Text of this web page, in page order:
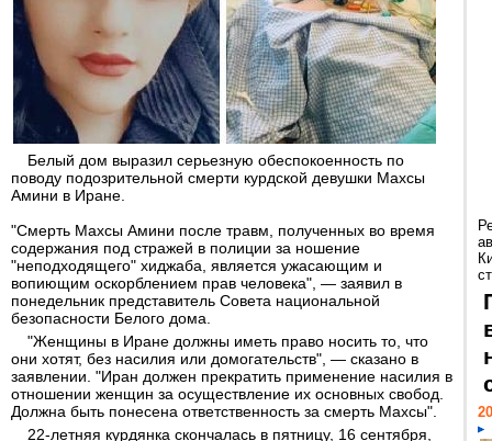
Белый дом выразил серьезную обеспокоенность по
поводу подозрительной смерти курдской девушки Махсы
Амини в Иране.
"Смерть Махсы Амини после травм, полученных во время
содержания под стражей в полиции за ношение
"неподходящего" хиджаба, является ужасающим и
вопиющим оскорблением прав человека", — заявил в
понедельник представитель Совета национальной
безопасности Белого дома.
"Женщины в Иране должны иметь право носить то, что
они хотят, без насилия или домогательств", — сказано в
заявлении. "Иран должен прекратить применение насилия в
отношении женщин за осуществление их основных свобод.
Должна быть понесена ответственность за смерть Махсы".
22-летняя курдянка скончалась в пятницу, 16 сентября,